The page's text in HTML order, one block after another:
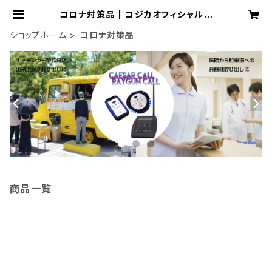
コロナ対策品 | コジカオフィシャルオ
ショップホーム
コロナ対策品
商品一覧